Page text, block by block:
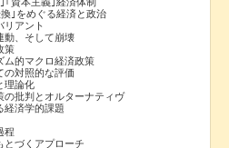
｣をめぐる経済と政治
アント
、そして崩壊
策
的マクロ経済政策
対照的な評価
理論化
批判とオルターナティヴ
済学的課題
程
づくアプローチ